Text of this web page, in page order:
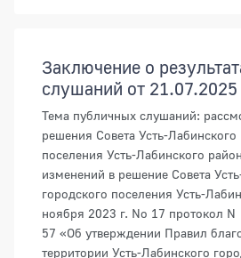
Заключение о
слушаний от 21.07.2025
Тема публичных слушаний:
решения Совета Усть-Лабинского
поселения Усть-Лабинского
изменений в решение Совета
городского поселения Усть-
ноября 2023 г. No 17 протокол N
57 «Об утверждении Правил
территории Усть-Лабинского